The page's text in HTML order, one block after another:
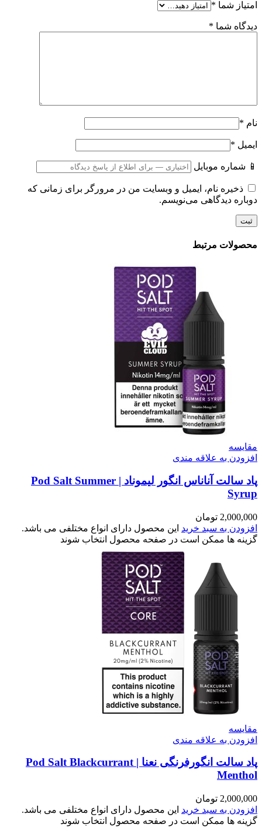
امتیاز شما *
دیدگاه شما *
نام *
ایمیل *
📱 شماره موبایل
ذخیره نام، ایمیل و وبسایت من در مرورگر برای زمانی که
دوباره دیدگاهی می‌نویسم.
محصولات مرتبط
مقایسه
افزودن به علاقه مندی
پاد سالت آناناس انگور لیموناد | Pod Salt Summer
Syrup
2,000,000 تومان
افزودن به سبد خرید این محصول دارای انواع مختلفی می باشد.
گزینه ها ممکن است در صفحه محصول انتخاب شوند
مقایسه
افزودن به علاقه مندی
پاد سالت انگورفرنگی نعنا | Pod Salt Blackcurrant
Menthol
2,000,000 تومان
افزودن به سبد خرید این محصول دارای انواع مختلفی می باشد.
گزینه ها ممکن است در صفحه محصول انتخاب شوند